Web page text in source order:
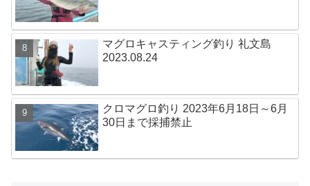
マグロキャスティング釣り 礼文島
2023.08.24
クロマグロ釣り 2023年6月18日～6月
30日まで採捕禁止